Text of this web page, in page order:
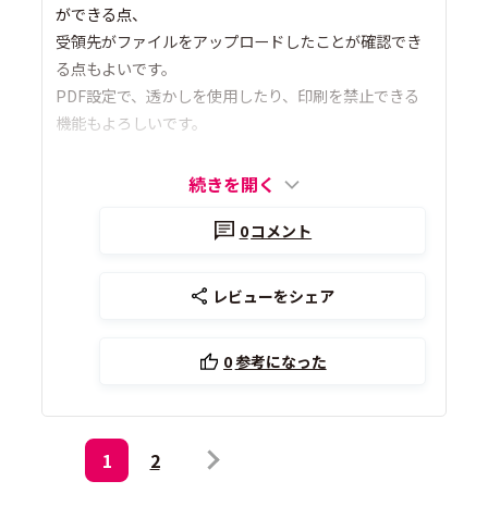
ができる点、
受領先がファイルをアップロードしたことが確認でき
る点もよいです。
PDF設定で、透かしを使用したり、印刷を禁止できる
機能もよろしいです。
続きを開く
0コメント
レビューをシェア
0参考になった
1 2